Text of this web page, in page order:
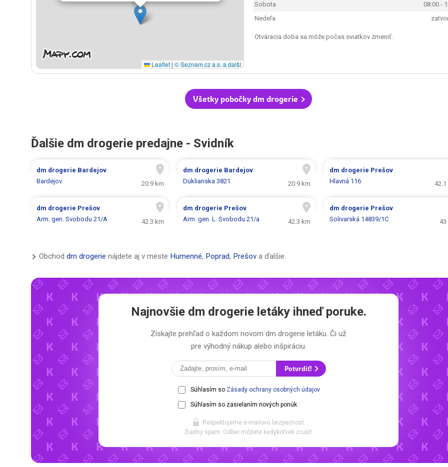
Leaflet | © Seznam.cz a.s. a další
Sobota
08:00 -
Nedeľa
Otváracia doba sa môže počas sviatkov zmeniť.
Všetky pobočky dm drogerie
Ďalšie dm drogerie predajne - Svidník
dm drogerie Bardejov
Bardejov
20.9 km
dm drogerie Bardejov
Duklianska 3821
20.9 km
dm drogerie Prešov
Hlavná 116
dm drogerie Prešov
Arm. gen. Svobodu 21/A
42.3 km
dm drogerie Prešov
Arm. gen. L. Svobodu 21/a
42.3 km
dm drogerie Prešov
Solivarská 14839/1C
43
Obchod dm drogerie nájdete aj v meste Humenné, Poprad, Prešov a ďalšie.
Najnovšie dm drogerie letákyihneď poruke.
Získajte prehľad o každom novom dm drogerie letáku. Či už
pre výhodný nákup alebo inšpiráciu.
Potvrdiť!
Súhlasím so Zásady ochrany osobných údajov
Súhlasím so zasielaním nových ponúk
Rešpektujeme e-mailovú bezpečnosť.
Žiadny spam. Odber môžete kedykoľvek zrušiť.